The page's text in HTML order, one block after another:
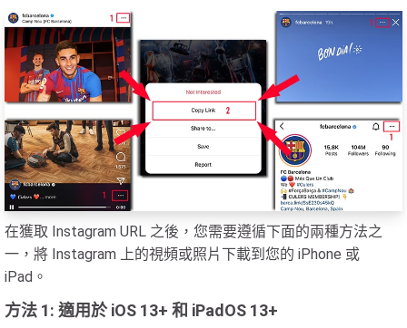
在獲取 Instagram URL 之後，您需要遵循下面的兩種方法之
一，將 Instagram 上的視頻或照片下載到您的 iPhone 或
iPad。
方法 1: 適用於 iOS 13+ 和 iPadOS 13+